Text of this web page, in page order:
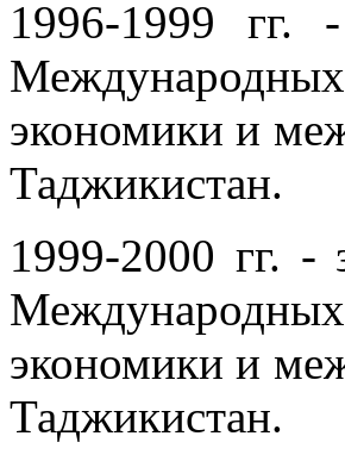
1996-1999 гг.
экономики и
Таджикистан.
1999-2000 гг. -
экономики и
Таджикистан.